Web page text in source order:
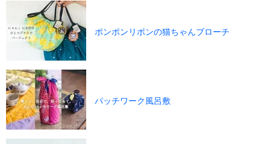
ポンポンリボンの猫ちゃんブローチ
パッチワーク風呂敷